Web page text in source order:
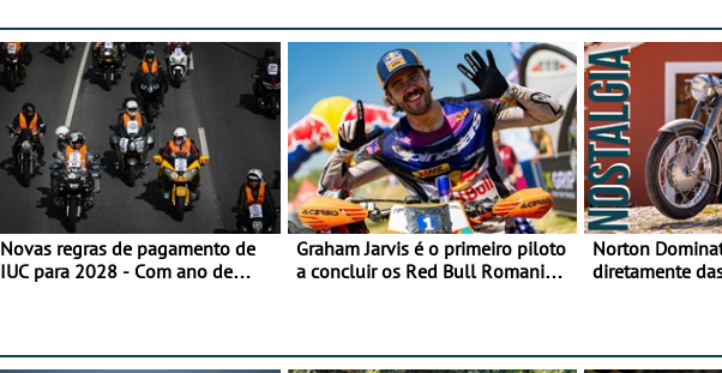
Novas regras de pagamento de
IUC para 2028 - Com ano de
Graham Jarvis é o primeiro piloto
a concluir os Red Bull Romaniacs
Norton
diretamente